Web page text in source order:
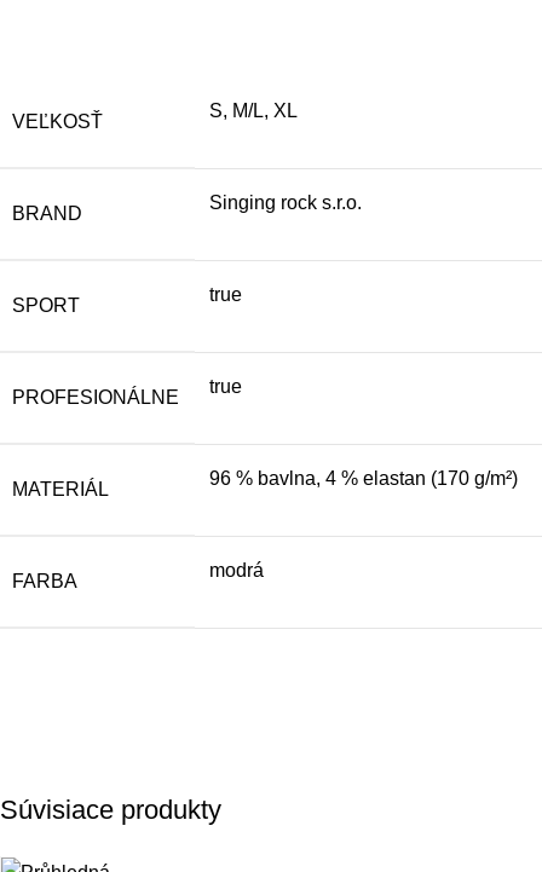
VEĽKOSŤ
S, M/L, XL
BRAND
Singing rock s.r.o.
SPORT
true
PROFESIONÁLNE
true
MATERIÁL
96 % bavlna, 4 % elastan (170 g/m²)
FARBA
modrá
Súvisiace produkty